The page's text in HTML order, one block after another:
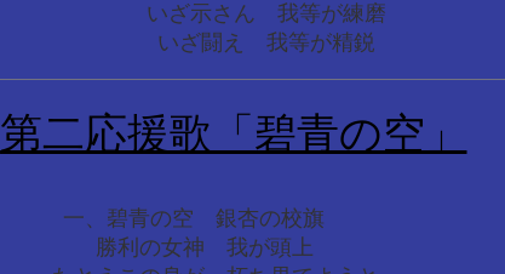
いざ示さん 我等が練磨
いざ闘え 我等が精鋭
第二応援歌「碧青の空」
一、碧青の空 銀杏の校旗
勝利の女神 我が頭上